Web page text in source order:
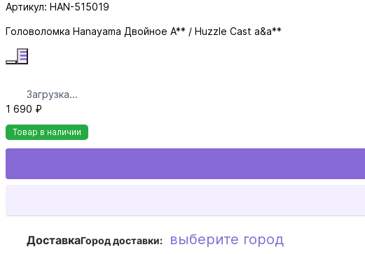
Артикул: HAN-515019
Головоломка Hanayama Двойное А** / Huzzle Cast a&a**
Загрузка...
1 690 ₽
Товар в наличии
ДоставкаГород доставки: выберите город